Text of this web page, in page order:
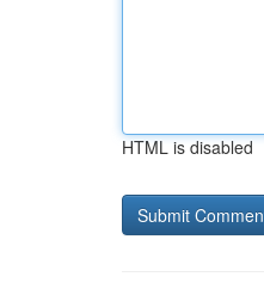
HTML is disabled